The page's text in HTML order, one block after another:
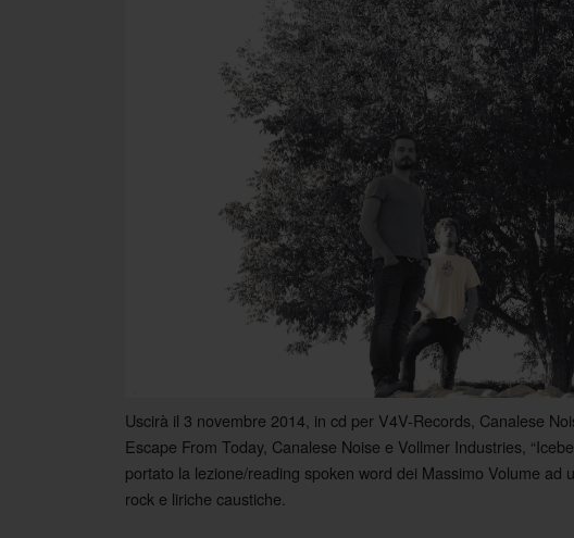
Uscirà il 3 novembre 2014, in cd per V4V-Records, Canalese
Escape From Today, Canalese Noise e Vollmer Industries,
portato la lezione/reading spoken word dei Massimo Volume
rock e liriche caustiche.